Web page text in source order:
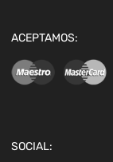
ACEPTAMOS:
SOCIAL: